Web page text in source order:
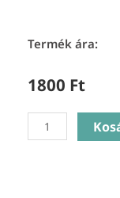
Termék ára:
1800 Ft
Phlox
Paniculata